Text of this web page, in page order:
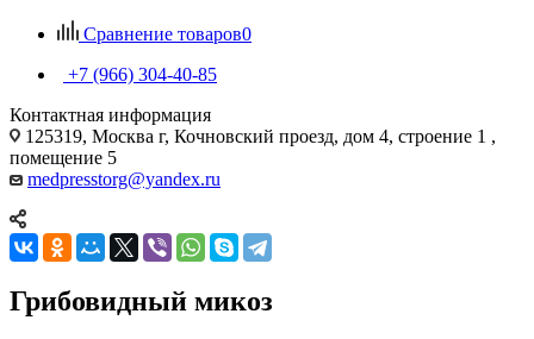
Сравнение товаров0
+7 (966) 304-40-85
Контактная информация
125319, Москва г, Кочновский проезд, дом 4, строение 1 ,
помещение 5
medpresstorg@yandex.ru
Грибовидный микоз